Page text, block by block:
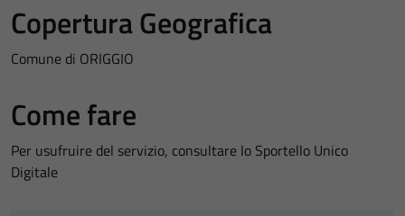
Copertura Geografica
Comune di ORIGGIO
Come fare
Per usufruire del servizio, consultare lo Sportello Unico
Digitale